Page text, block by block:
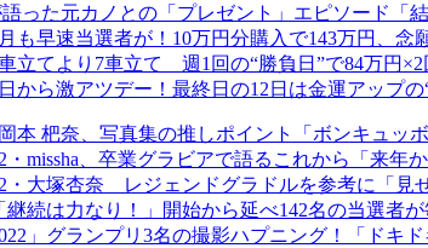
った元カノとの「プレゼント」エピソード「
も早速当選者が！10万円分購入で143万円、念
立てより7車立て 週1回の“勝負日”で84万円×2
から激アツデー！最終日の12日は金運アップの
本 杷奈、写真集の推しポイント「ボンキュッ
・missha、卒業グラビアで語るこれから「来年
・大塚杏奈 レジェンドグラドルを参考に「見
続は力なり！」開始から延べ142名の当選者
」グランプリ3名の撮影ハプニング！「ドキ